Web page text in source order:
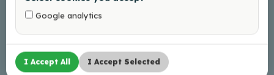
+
−
Google analytics
I Accept All I Accept Selected